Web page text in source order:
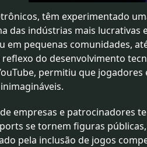
têm experimentado
das indústrias mais
em pequenas comunidades,
do desenvolvimento
permitiu que
empresas e patrocinadores
se tornem figuras
pela inclusão de jogos